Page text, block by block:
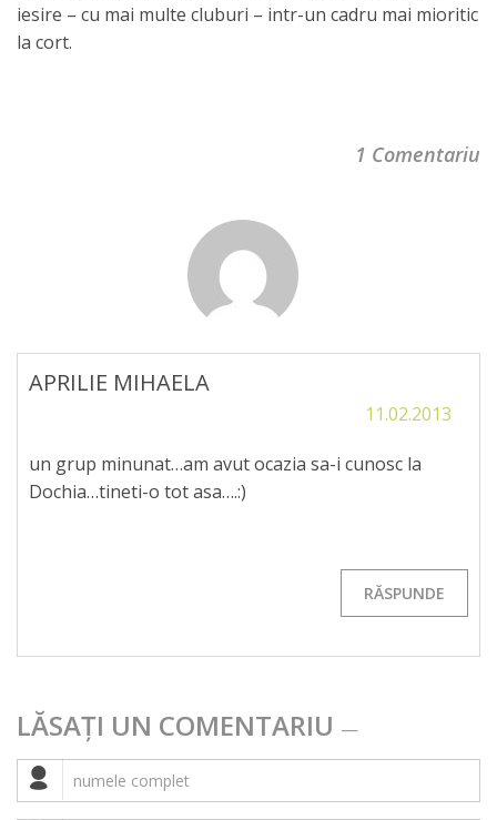
iesire – cu mai multe cluburi – intr-un cadru mai mioritic
la cort.
1 Comentariu
APRILIE MIHAELA
11.02.2013
un grup minunat…am avut ocazia sa-i cunosc la
Dochia…tineti-o tot asa….:)
RĂSPUNDE
LĂSAȚI UN COMENTARIU